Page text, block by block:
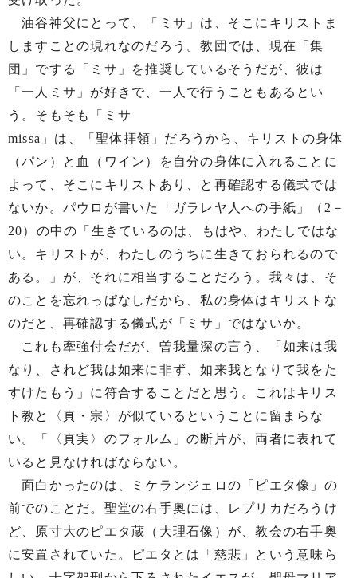
油谷神父にとって、「ミサ」は、そこにキリストま
しますことの現れなのだろう。教団では、現在「集
団」でする「ミサ」を推奨しているそうだが、彼は
「一人ミサ」が好きで、一人で行うこともあるとい
う。そもそも「ミサ
missa」は、「聖体拝領」だろうから、キリストの身体
（パン）と血（ワイン）を自分の身体に入れることに
よって、そこにキリストあり、と再確認する儀式では
ないか。パウロが書いた「ガラレヤ人への手紙」（2－
20）の中の「生きているのは、もはや、わたしではな
い。キリストが、わたしのうちに生きておられるので
ある。」が、それに相当することだろう。我々は、そ
のことを忘れっぱなしだから、私の身体はキリストな
のだと、再確認する儀式が「ミサ」ではないか。
これも牽強付会だが、曽我量深の言う、「如来は我
なり、されど我は如来に非ず、如来我となりて我をた
すけたもう」に符合することだと思う。これはキリス
ト教と〈真・宗〉が似ているということに留まらな
い。「〈真実〉のフォルム」の断片が、両者に表れて
いると見なければならない。
面白かったのは、ミケランジェロの「ピエタ像」の
前でのことだ。聖堂の右手奥には、レプリカだろうけ
ど、原寸大のピエタ蔵（大理石像）が、教会の右手奥
に安置されていた。ピエタとは「慈悲」という意味ら